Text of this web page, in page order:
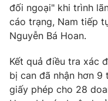
® Cấm sao chép dưới
thuận bằng văn bản. Ghi
thông tin từ website này.
đối ngoại" khi trình
cáo trạng, Nam tiếp
Nguyễn Bá Hoan.
Kết quả điều tra xác
bị can đã nhận hơn
giấy phép cho 28